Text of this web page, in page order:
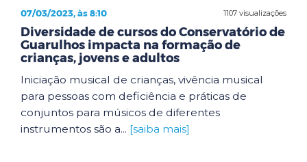
1107 visualizações
07/03/2023, às 8:10
Diversidade de cursos do Conservatório de
Guarulhos impacta na formação de
crianças, jovens e adultos
Iniciação musical de crianças, vivência musical
para pessoas com deficiência e práticas de
conjuntos para músicos de diferentes
instrumentos são a... [saiba mais]